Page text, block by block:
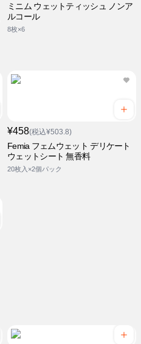
ミニム ウェットティッシュ ノンア
ルコール
8枚×6
¥458(税込¥503.8)
Femia フェムウェット デリケート
ウェットシート 無香料
20枚入×2個パック